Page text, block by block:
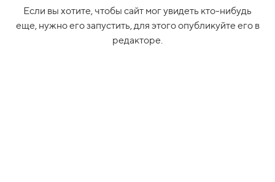
Если вы хотите, чтобы сайт мог увидеть кто-нибудь
еще, нужно его запустить, для этого опубликуйте его в
редакторе.